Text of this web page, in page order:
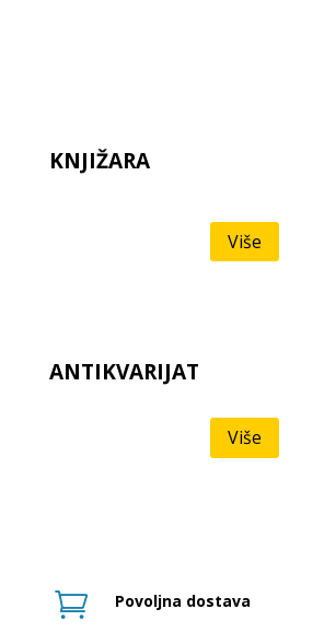
KNJIŽARA
Više
ANTIKVARIJAT
Više
 Povoljna dostava